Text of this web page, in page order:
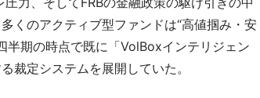
くのアクティブ型ファンドは“高値掴み・安
期の時点で既に「VolBoxインテリジェン
裁定システムを展開していた。